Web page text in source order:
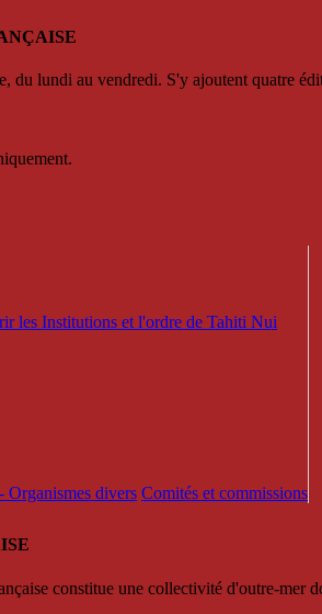
du lundi au vendredi. S'y ajoutent quatre
les Institutions et l'ordre de Tahiti Nui
Organismes divers Comités et commissions
constitue une collectivité d'outre-mer